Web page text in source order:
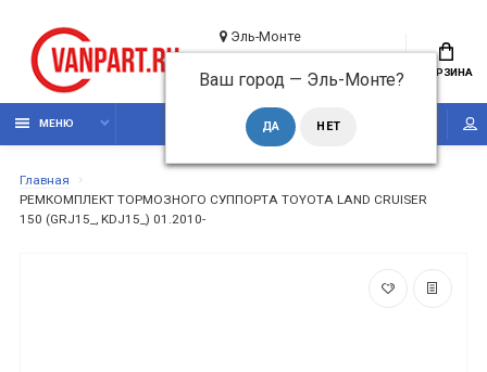
Эль-Монте
Ваш город — Эль-Монте?
Обратный звонок КОРЗИНА
МЕНЮ
Главная
РЕМКОМПЛЕКТ ТОРМОЗНОГО СУППОРТА TOYOTA LAND CRUISER
150 (GRJ15_, KDJ15_) 01.2010-